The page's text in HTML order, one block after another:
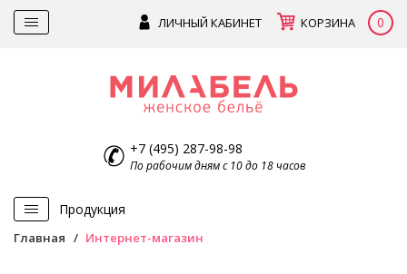
ЛИЧНЫЙ КАБИНЕТ КОРЗИНА 0
+7 (495) 287-98-98
По рабочим дням с 10 до 18 часов
Продукция
Главная Интернет-магазин